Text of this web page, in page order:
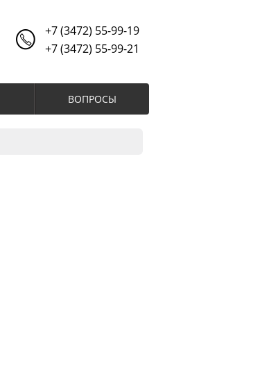
+7 (3472) 55-99-19
+7 (3472) 55-99-21
ВОПРОСЫ